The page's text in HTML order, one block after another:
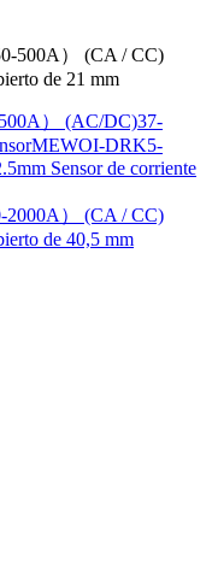
500A） (CA / CC)
de 21 mm
） (AC/DC)37-
DRK5-
Sensor de corriente
） (CA / CC)
de 40,5 mm